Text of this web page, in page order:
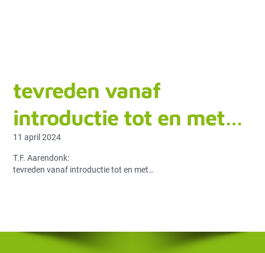
tevreden vanaf
introductie tot en met…
11 april 2024
T.F. Aarendonk:
tevreden vanaf introductie tot en met…